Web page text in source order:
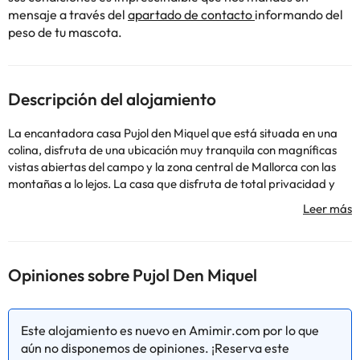
mensaje a través del apartado de contacto informando del
peso de tu mascota.
Descripción del alojamiento
La encantadora casa Pujol den Miquel que está situada en una
colina, disfruta de una ubicación muy tranquila con magníficas
vistas abiertas del campo y la zona central de Mallorca con las
montañas a lo lejos. La casa que disfruta de total privacidad y
esta situada en un pequeño grupo de tres casas. Pujol den Miquel
es una estupenda casa de campo que ha sido totalmente
y una preciosa fachada original parcialmente forrada de piedra.
Desde el recibidor que tiene doble altura y es muy luminoso, se
para las comida. Desde el confortable salón se accede
directamente al patio y a la piscina. La planta baja dispone de un
Opiniones sobre Pujol Den Miquel
Este alojamiento es nuevo en Amimir.com por lo que
aún no disponemos de opiniones. ¡Reserva este